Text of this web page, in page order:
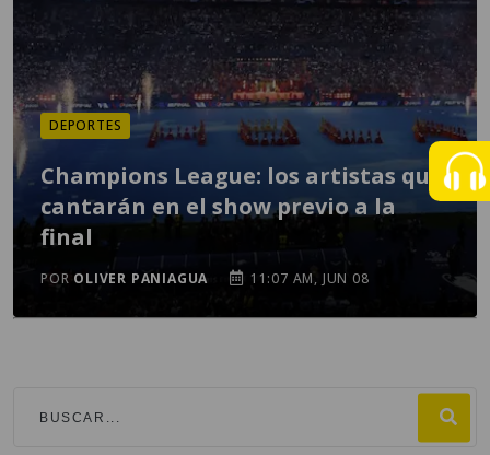
DEPORTES
Champions League: los artistas que
cantarán en el show previo a la
final
POR OLIVER PANIAGUA 11:07 AM, JUN 08